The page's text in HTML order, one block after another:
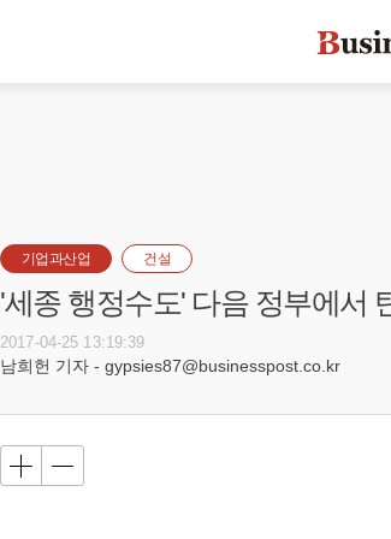
기업과산업 건설
'세종 행정수도' 다음 정부에서
2017-04-25 13:19:39
남희헌 기자 - gypsies87@businesspost.co.kr